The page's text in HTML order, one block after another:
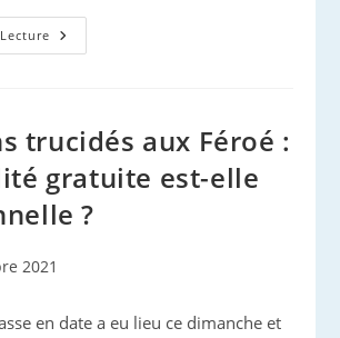
Cinquième
Vague
Français
trucidés aux Féroé :
gratuite est-elle
?
2021
en date a eu lieu ce dimanche et